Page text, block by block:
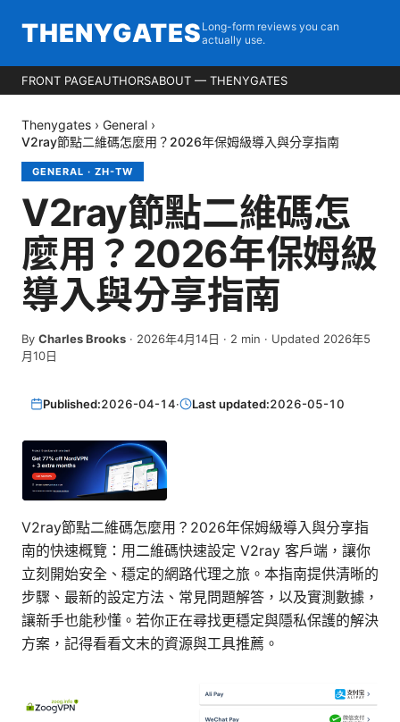
THENYGATES Long-form reviews you can
actually use.
FRONT PAGEAUTHORSABOUT — THENYGATES
Thenygates › General ›
V2ray節點二維碼怎麼用？2026年保姆級導入與分享指南
GENERAL · ZH-TW
V2ray節點二維碼怎
麼用？2026年保姆級
導入與分享指南
By Charles Brooks · 2026年4月14日 · 2 min · Updated 2026年5
月10日
Published:2026-04-14· Last updated:2026-05-10
V2ray節點二維碼怎麼用？2026年保姆級導入與分享指
南的快速概覽：用二維碼快速設定 V2ray 客戶端，讓你
立刻開始安全、穩定的網路代理之旅。本指南提供清晰的
步驟、最新的設定方法、常見問題解答，以及實測數據，
讓新手也能秒懂。若你正在尋找更穩定與隱私保護的解決
方案，記得看看文末的資源與工具推薦。